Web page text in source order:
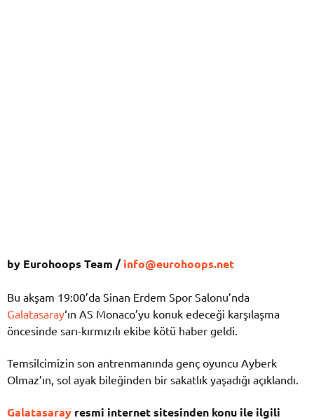
by Eurohoops Team /info@eurohoops.net
Bu akşam 19:00’da Sinan Erdem Spor Salonu’nda
Galatasaray‘ın AS Monaco’yu konuk edeceği karşılaşma
öncesinde sarı-kırmızılı ekibe kötü haber geldi.
Temsilcimizin son antrenmanında genç oyuncu Ayberk
Olmaz’ın, sol ayak bileğinden bir sakatlık yaşadığı açıklandı.
Galatasaray resmi internet sitesinden konu ile ilgili